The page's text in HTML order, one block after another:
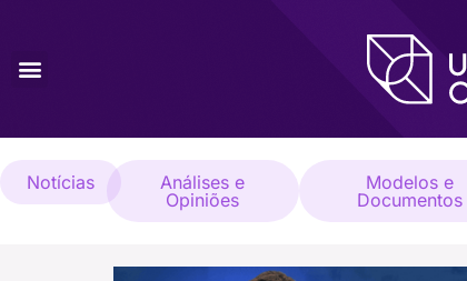
Notícias
Análises e
Opiniões
Modelos e
Documentos